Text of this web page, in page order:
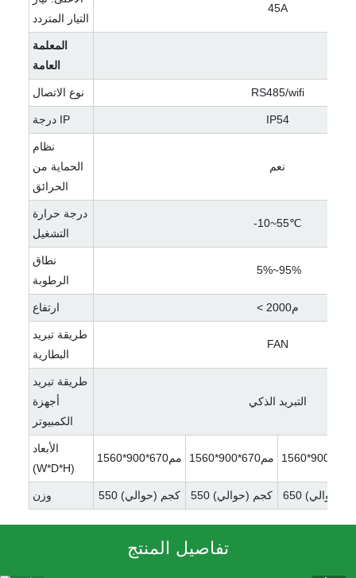
التيار المتردد
45A
المعلمة
العامة
نوع الاتصال RS485/wifi
درجة IP IP54
نظام
الحماية من
الحرائق
نعم
درجة حرارة
التشغيل
-10~55℃
نطاق
الرطوبة
5%~95%
ارتفاع < م2000
طريقة تبريد
البطارية
FAN
طريقة تبريد
أجهزة
الكمبيوتر
التبريد الذكي
الأبعاد
(W*D*H)
مم670*900*1560 مم670*900*1560
وزن 550 كجم (حوالي) 550 كجم (حوالي) كجم (حوالي)
تفاصيل المنتج